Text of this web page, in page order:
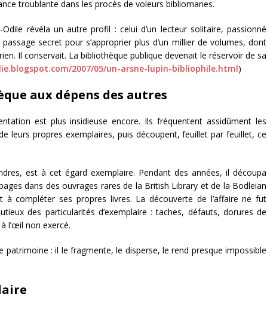
troublante dans les procès de voleurs bibliomanes.
révéla un autre profil : celui d’un lecteur solitaire, passionné
secret pour s’approprier plus d’un millier de volumes, dont
Il conservait. La bibliothèque publique devenait le réservoir de sa
2007/05/un-arsne-lupin-bibliophile.html)
aux dépens des autres
est plus insidieuse encore. Ils fréquentent assidûment les
leurs propres exemplaires, puis découpent, feuillet par feuillet, ce
est à cet égard exemplaire. Pendant des années, il découpa
dans des ouvrages rares de la British Library et de la Bodleian
à compléter ses propres livres. La découverte de l’affaire ne fut
des particularités d’exemplaire : taches, défauts, dorures de
l’œil non exercé.
patrimoine : il le fragmente, le disperse, le rend presque impossible